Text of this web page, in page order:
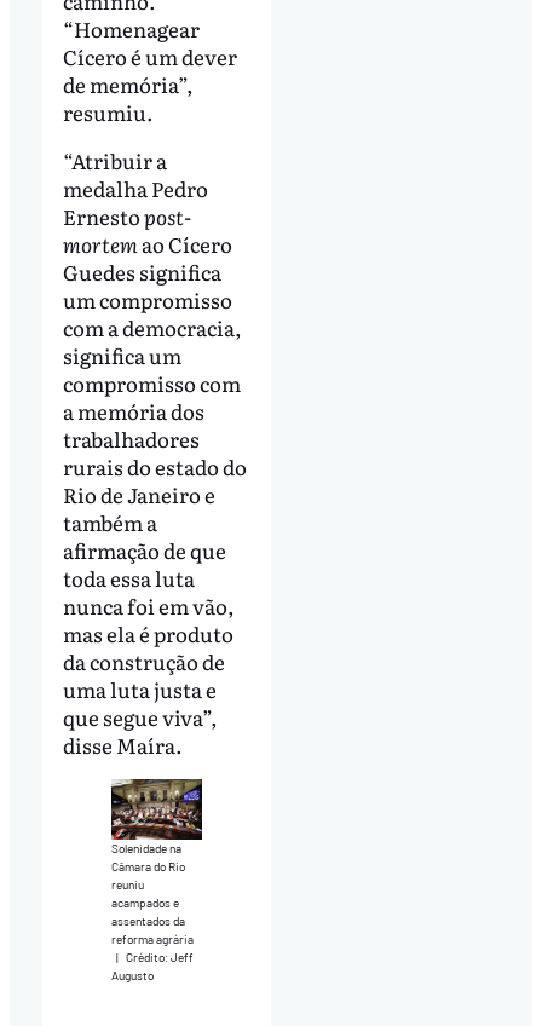
“Homenagear
Cícero é um dever
de memória”,
resumiu.
“Atribuir a
medalha Pedro
Ernestopost-
mortemao Cícero
Guedes significa
um compromisso
com a democracia,
significa um
compromisso com
a memória dos
trabalhadores
rurais do estado do
Rio de Janeiro e
também a
afirmação de que
toda essa luta
nunca foi em vão,
mas ela é produto
da construção de
uma luta justa e
que segue viva”,
disse Maíra.
Solenidade na
Câmara do Rio
reuniu
acampados e
assentados da
reforma agrária
| Crédito: Jeff
Augusto